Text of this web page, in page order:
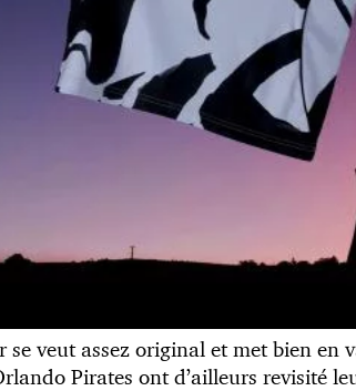
se veut assez original et met bien en
Pirates ont d’ailleurs revisité